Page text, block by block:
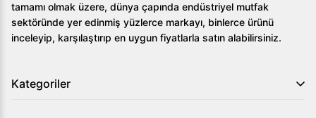
tamamı olmak üzere, dünya çapında endüstriyel mutfak
sektöründe yer edinmiş yüzlerce markayı, binlerce ürünü
inceleyip, karşılaştırıp en uygun fiyatlarla satın alabilirsiniz.
Kategoriler